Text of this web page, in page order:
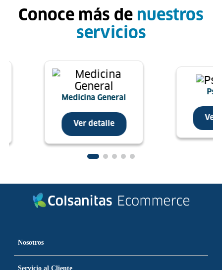
+70
Especialistas sin
necesidad de
Conoce más de nuestros
servicios
Medicina General
Ver detalle
Ver
Nosotros
Servicio al Cliente